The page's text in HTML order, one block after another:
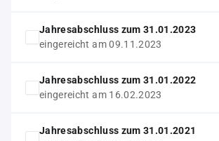
Jahresabschluss zum 31.01.2023
eingereicht am 09.11.2023
Jahresabschluss zum 31.01.2022
eingereicht am 16.02.2023
Jahresabschluss zum 31.01.2021